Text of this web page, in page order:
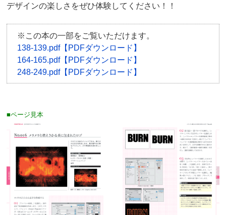
デザインの楽しさをぜひ体験してください！！
※この本の一部をご覧いただけます。
138-139.pdf【PDFダウンロード】
164-165.pdf【PDFダウンロード】
248-249.pdf【PDFダウンロード】
■ページ見本